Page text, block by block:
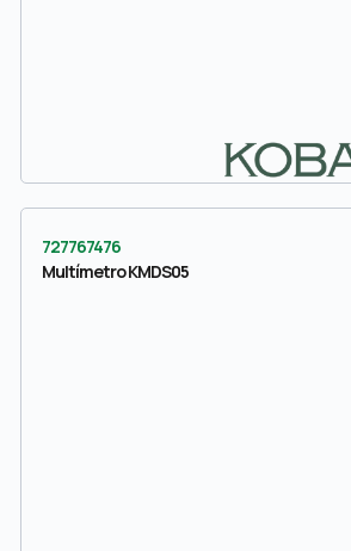
727767476
Multímetro KMDS05